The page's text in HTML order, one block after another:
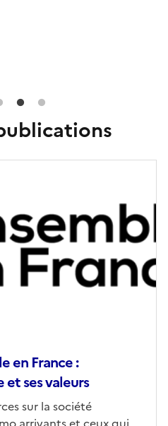
en France :
et ses valeurs
sur la société